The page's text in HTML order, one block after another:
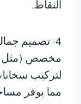
النقاط.
4- تصميم
مخصص (مثل
لتركيب
مما يوفر